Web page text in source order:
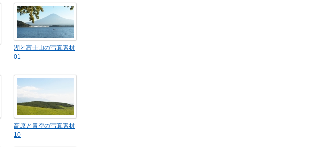
湖と富士山の写真素材
01
高原と青空の写真素材
10